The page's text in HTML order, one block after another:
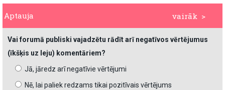
vairāk >
Aptauja
Vai forumā publiski vajadzētu rādīt arī negatīvos vērtējumus
(īkšķis uz leju) komentāriem?
Jā, jāredz arī negatīvie vērtējumi
Nē, lai paliek redzams tikai pozitīvais vērtējums